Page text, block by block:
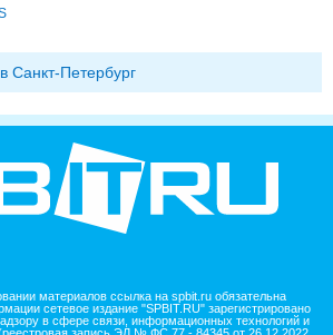
Санкт-Петербург
материалов ссылка на spbit.ru обязательна
сетевое издание "SPBIT.RU" зарегистрировано
в сфере связи, информационных технологий и
запись ЭЛ № ФС 77 - 84345 от 26.12.2022